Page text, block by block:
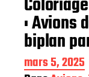
: Avions
biplan
D
mars 5, 2025